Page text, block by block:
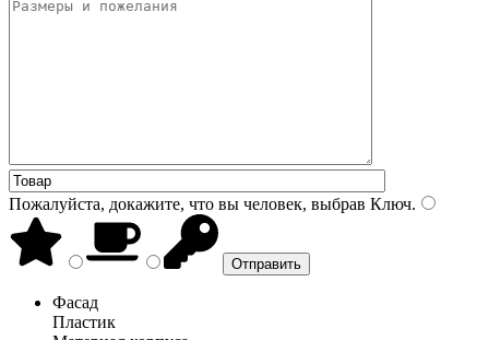
Пожалуйста, докажите, что вы человек, выбрав Ключ.
Фасад
Пластик